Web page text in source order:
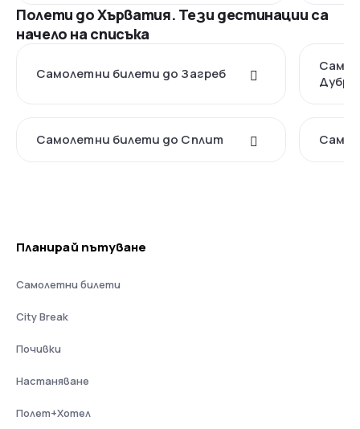
Полети до Хърватия. Тези дестинации са
начело на списъка
Самолетни билети до Загреб
Самолетни билети до Сплит
Планирай пътуване
Самолетни билети
City Break
Почивки
Настаняване
Полет+Хотел